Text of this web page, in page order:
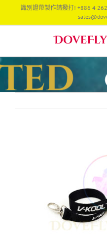
content
識別證帶製作請撥打! +886 4